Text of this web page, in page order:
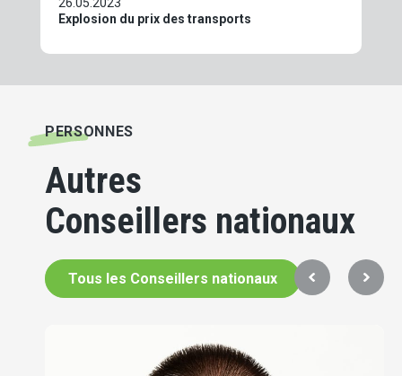
Explosion du prix des transports
PERSONNES
Autres
Conseillers nationaux
Tous les Conseillers nationaux